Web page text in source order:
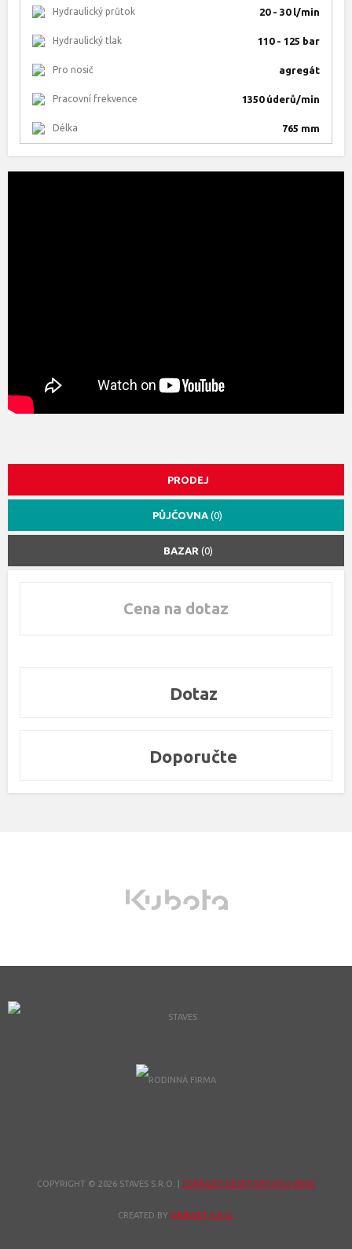
Hydraulický průtok 20 - 30 l/min
Hydraulický tlak 110 - 125 bar
Pro nosič agregát
Pracovní frekvence 1350 úderů/min
Délka 765 mm
PRODEJ
PŮJČOVNA (0)
BAZAR (0)
Cena na dotaz
Dotaz
Doporučte
COPYRIGHT © 2026 STAVES S.R.O. ZOBRAZIT DESKTOPOVOU VERZI
CREATED BY ORBINET S.R.O.